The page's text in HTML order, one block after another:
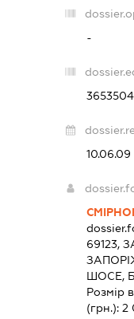
-
10.06.09
69123,
ШОСЕ,
Розмір
(грн.):2